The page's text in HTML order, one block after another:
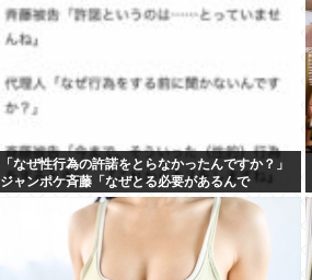
「なぜ性行為の許諾をとらなかったんですか？」
ジャンポケ斉藤「なぜとる必要があるんで